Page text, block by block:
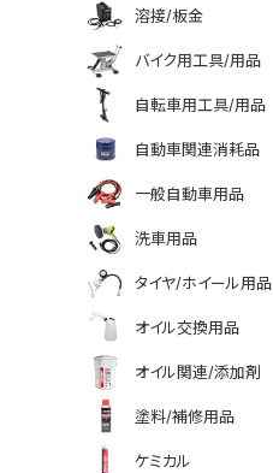
溶接/板金
バイク用工具/用品
自転車用工具/用品
自動車関連消耗品
一般自動車用品
洗車用品
タイヤ/ホイール用品
オイル交換用品
オイル関連/添加剤
塗料/補修用品
ケミカル